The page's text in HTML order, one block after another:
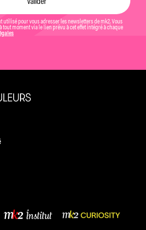
utilisé pour vous adresser les newsletters de mk2. Vous
tout moment via le lien prévu à cet effet intégré à chaque